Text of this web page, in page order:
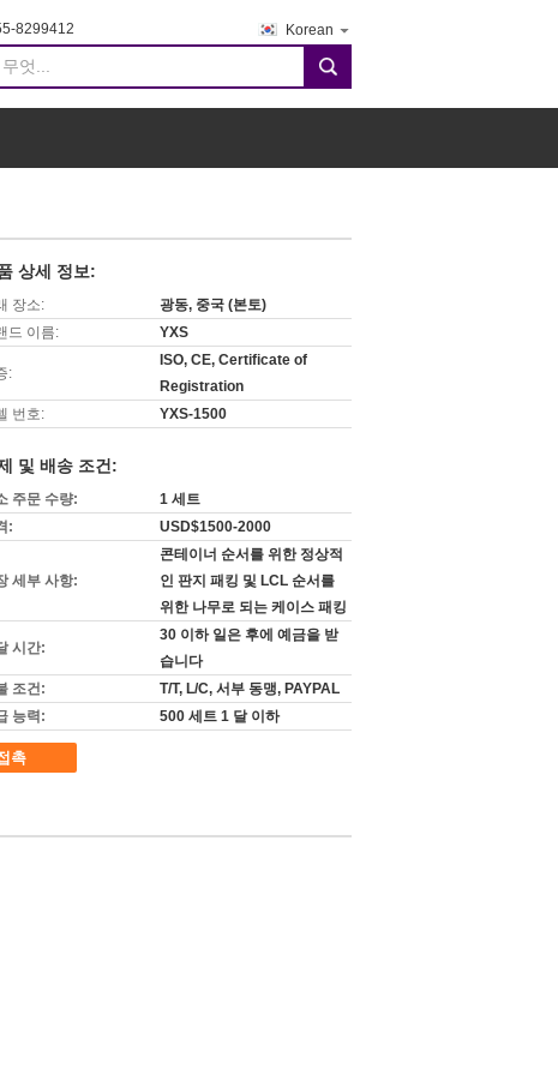
8299412 Korean
search
상세 정보:
장소:
광동, 중국 (본토)
드 이름:
YXS
:
ISO, CE, Certificate of
Registration
번호:
YXS-1500
및 배송 조건:
주문 수량:
1 세트
:
USD$1500-2000
세부 사항:
콘테이너 순서를 위한 정상적
인 판지 패킹 및 LCL 순서를
위한 나무로 되는 케이스 패킹
시간:
30 이하 일은 후에 예금을 받
습니다
조건:
T/T, L/C, 서부 동맹, PAYPAL
능력:
500 세트 1 달 이하
촉